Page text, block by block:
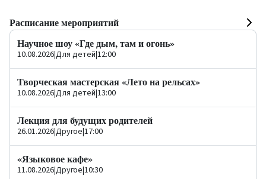
Расписание мероприятий
Научное шоу «Где дым, там и огонь»
10.08.2026|Для детей|12:00
Творческая мастерская «Лето на рельсах»
10.08.2026|Для детей|13:00
Лекция для будущих родителей
26.01.2026|Другое|17:00
«Языковое кафе»
11.08.2026|Другое|10:30